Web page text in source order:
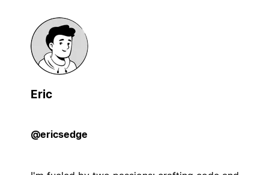
Eric
@ericsedge